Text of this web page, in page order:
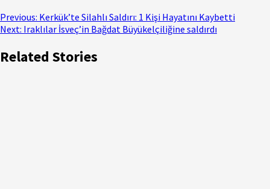
Previous: Kerkük’te Silahlı Saldırı: 1 Kişi Hayatını Kaybetti
Next: Iraklılar İsveç’in Bağdat Büyükelçiliğine saldırdı
Related Stories